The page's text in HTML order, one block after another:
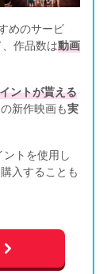
めのサービ
作品数は動画
ントが貰える
新作映画も実
ントを使用し
入することも